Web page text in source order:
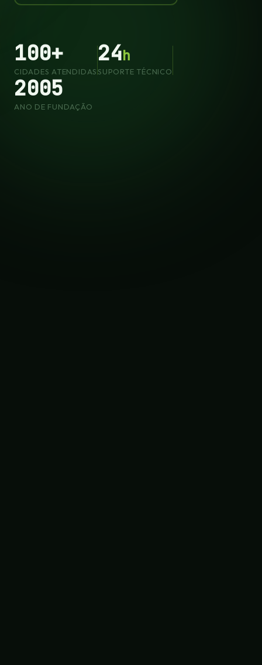
100+
CIDADES ATENDIDAS
24h
SUPORTE TÉCNICO
2005
ANO DE FUNDAÇÃO